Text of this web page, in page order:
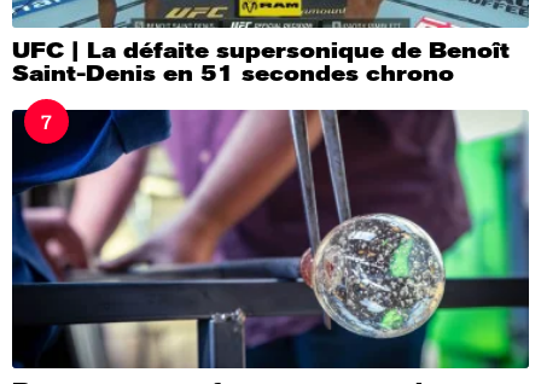
UFC | La défaite supersonique de Benoît
Saint-Denis en 51 secondes chrono
7